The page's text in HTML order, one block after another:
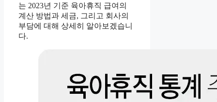
는 2023년 기준 육아휴직 급여의
계산 방법과 세금, 그리고 회사의
부담에 대해 상세히 알아보겠습니
다.